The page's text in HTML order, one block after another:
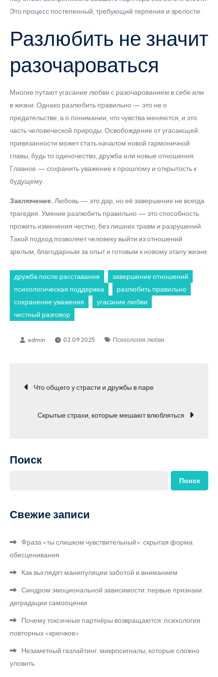
Это процесс постепенный, требующий терпения и зрелости.
Разлюбить не значит
разочароваться
Многие путают угасание любви с разочарованием в себе или
в жизни. Однако разлюбить правильно — это не о
предательстве, а о понимании, что чувства меняются, и это
часть человеческой природы. Освобождение от угасающей
привязанности может стать началом новой гармоничной
главы, будь то одиночество, дружба или новые отношения.
Главное — сохранить уважение к прошлому и открытость к
будущему.
Заключение. Любовь — это дар, но её завершение не всегда
трагедия. Умение разлюбить правильно — это способность
прожить изменения честно, без лишних травм и разрушений.
Такой подход позволяет человеку выйти из отношений
зрелым, благодарным за опыт и готовым к новому этапу жизни.
дружба после расставания
завершение отношений
психологическая поддержка
разлюбить правильно
сохранение уважения
угасание любви
честный разговор
02.09.2025 Психология любви
Навигация
по
Что общего у страсти и дружбы в паре
Скрытые страхи, которые мешают влюбляться
Поиск
Поиск
Свежие записи
Фраза «ты слишком чувствительный»: скрытая форма
обесценивания
Как выглядят манипуляции заботой и вниманием
Синдром эмоциональной зависимости: первые признаки
деградации самооценки
Почему токсичные партнёры возвращаются: психология
повторных «крючков»
Незаметный газлайтинг: микросигналы, которые сложно
уловить